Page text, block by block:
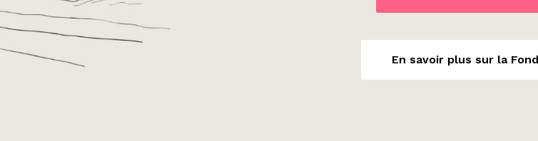
En savoir plus sur la